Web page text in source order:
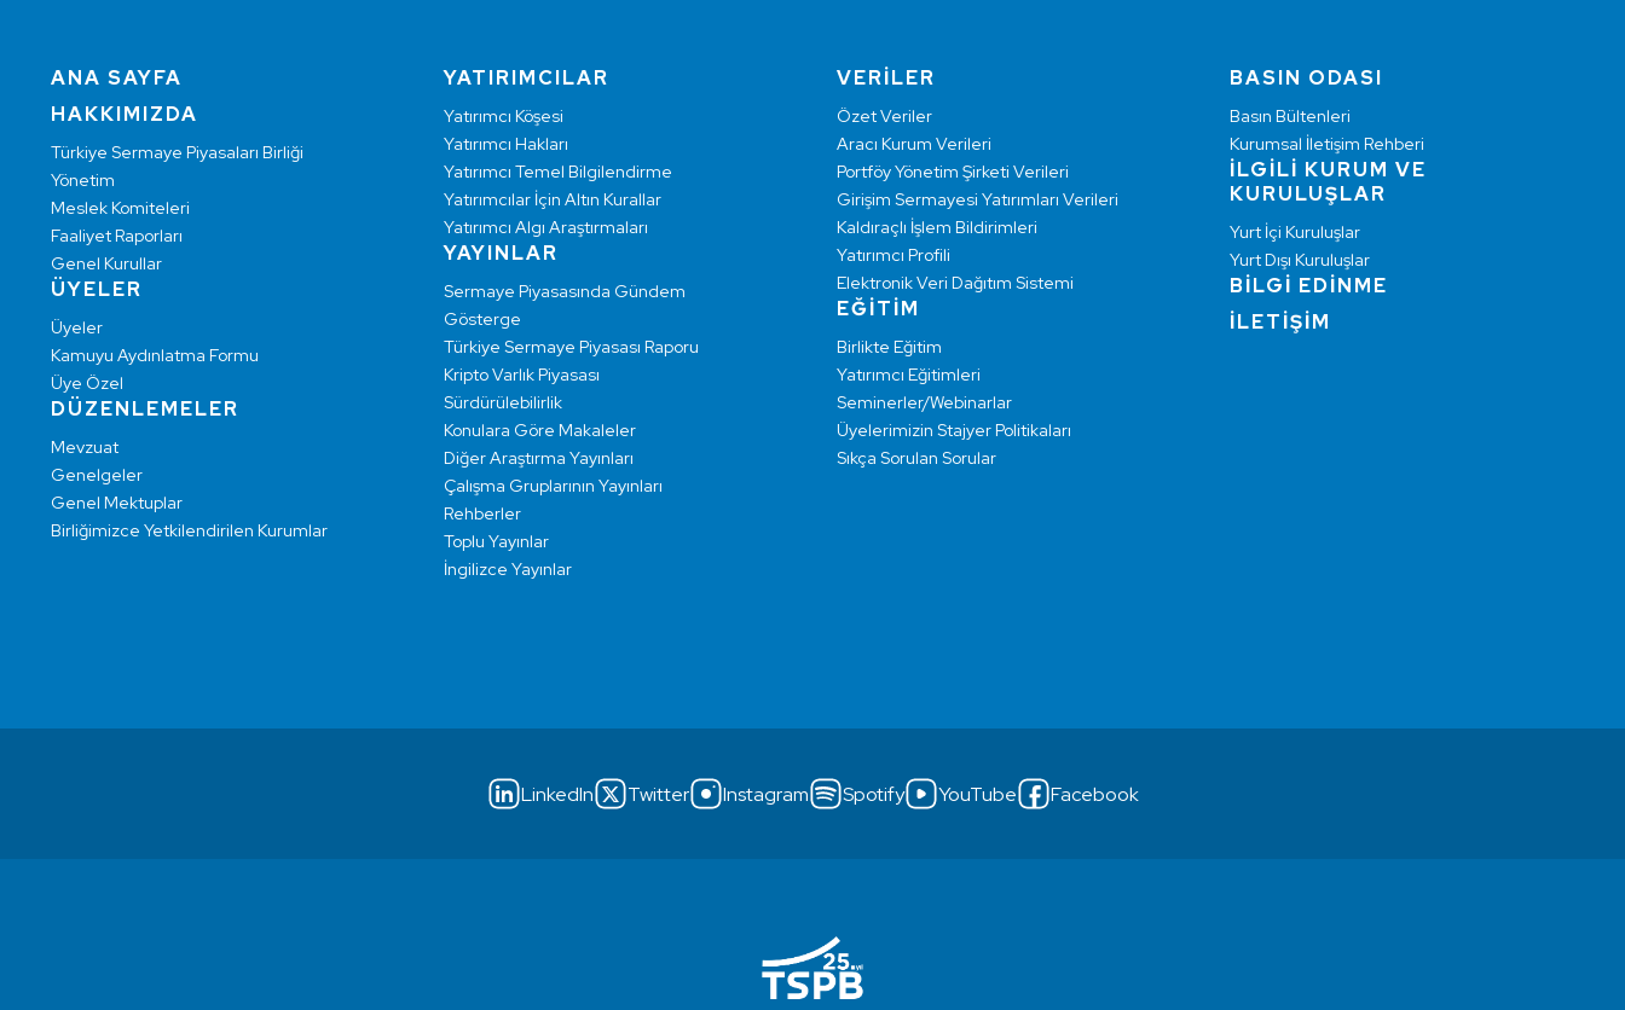
ANA SAYFA
HAKKIMIZDA
Türkiye Sermaye Piyasaları Birliği
Yönetim
Meslek Komiteleri
Faaliyet Raporları
Genel Kurullar
ÜYELER
Üyeler
Kamuyu Aydınlatma Formu
Üye Özel
DÜZENLEMELER
Mevzuat
Genelgeler
Genel Mektuplar
Birliğimizce Yetkilendirilen Kurumlar
YATIRIMCILAR
Yatırımcı Köşesi
Yatırımcı Hakları
Yatırımcı Temel Bilgilendirme
Yatırımcılar İçin Altın Kurallar
Yatırımcı Algı Araştırmaları
YAYINLAR
Sermaye Piyasasında Gündem
Gösterge
Türkiye Sermaye Piyasası Raporu
Kripto Varlık Piyasası
Sürdürülebilirlik
Konulara Göre Makaleler
Diğer Araştırma Yayınları
Çalışma Gruplarının Yayınları
Rehberler
Toplu Yayınlar
İngilizce Yayınlar
VERİLER
Özet Veriler
Aracı Kurum Verileri
Portföy Yönetim Şirketi Verileri
Girişim Sermayesi Yatırımları Verileri
Kaldıraçlı İşlem Bildirimleri
Yatırımcı Profili
Elektronik Veri Dağıtım Sistemi
EĞİTİM
Birlikte Eğitim
Yatırımcı Eğitimleri
Seminerler/Webinarlar
Üyelerimizin Stajyer Politikaları
Sıkça Sorulan Sorular
BASIN ODASI
Basın Bültenleri
Kurumsal İletişim Rehberi
İLGİLİ KURUM VE
KURULUŞLAR
Yurt İçi Kuruluşlar
Yurt Dışı Kuruluşlar
BİLGİ EDİNME
İLETİŞİM
LinkedIn Twitter Instagram Spotify YouTube Facebook